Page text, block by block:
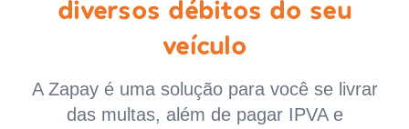
diversos débitos do seu
veículo
A Zapay é uma solução para você se livrar
das multas, além de pagar IPVA e